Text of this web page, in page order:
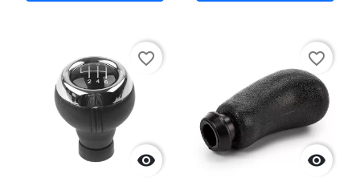

favorite_border

favorite_border